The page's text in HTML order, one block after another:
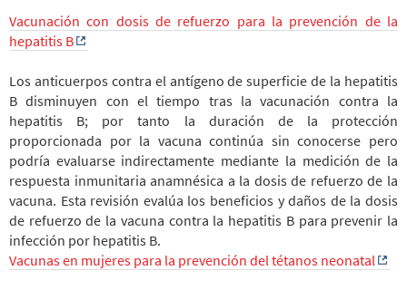
Vacunación con dosis de refuerzo para la prevención de la
hepatitis B
Los anticuerpos contra el antígeno de superficie de la hepatitis
B disminuyen con el tiempo tras la vacunación contra la
hepatitis B; por tanto la duración de la protección
proporcionada por la vacuna continúa sin conocerse pero
podría evaluarse indirectamente mediante la medición de la
respuesta inmunitaria anamnésica a la dosis de refuerzo de la
vacuna. Esta revisión evalúa los beneficios y daños de la dosis
de refuerzo de la vacuna contra la hepatitis B para prevenir la
infección por hepatitis B.
Vacunas en mujeres para la prevención del tétanos neonatal